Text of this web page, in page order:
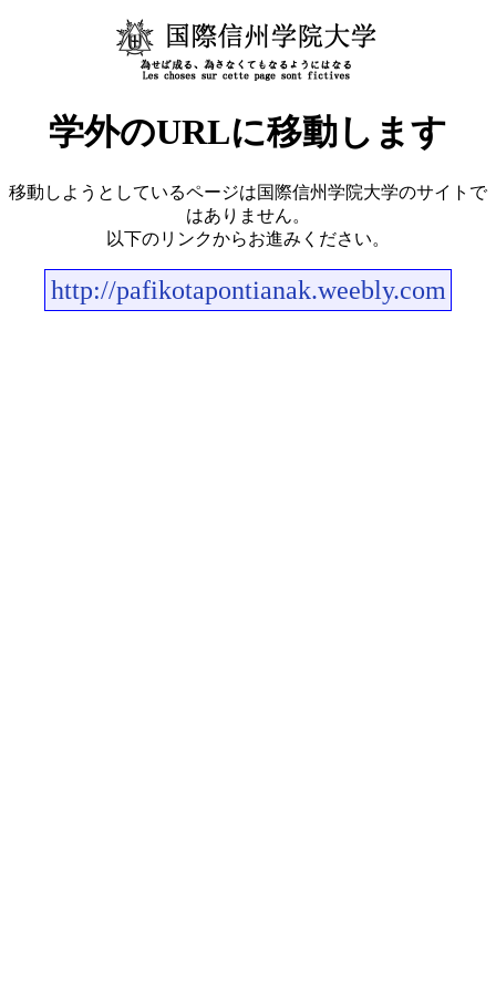
学外のURLに移動します
移動しようとしているページは国際信州学院大学のサイトで
はありません。
以下のリンクからお進みください。
http://pafikotapontianak.weebly.com